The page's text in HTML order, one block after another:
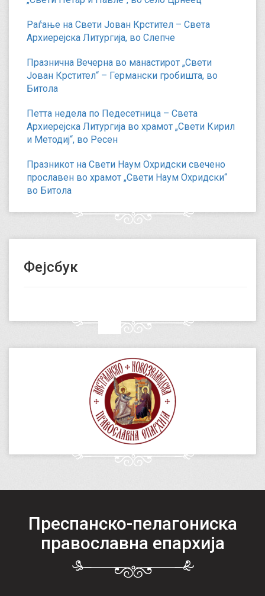
Раѓање на Свети Јован Крстител – Света
Архиерејска Литургија, во Слепче
Празнична Вечерна во манастирот „Свети
Јован Крстител“ – Германски гробишта, во
Битола
Петта недела по Педесетница – Света
Архиерејска Литургија во храмот „Свети Кирил
и Методиј“, во Ресен
Празникот на Свети Наум Охридски свечено
прославен во храмот „Свети Наум Охридски“
во Битола
Фејсбук
Преспанско-пелагониска
православна епархија